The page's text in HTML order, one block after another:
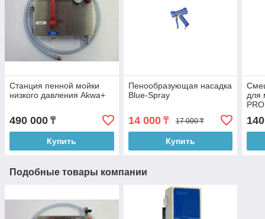
Станция пенной мойки
низкого давления Akwa+
490 000 ₸
Купить
Пенообразующая насадка
Blue-Spray
14 000₸ 17 000 ₸
Купить
для
Подобные товары компании